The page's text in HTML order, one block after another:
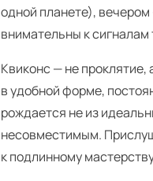
одной планете),
внимательны к
Квиконс — не
в удобной форме,
рождается не из
несовместимым.
к подлинному